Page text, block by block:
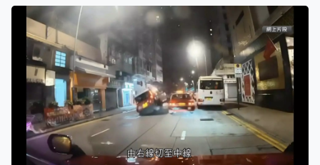
咸補時入球，英格蘭再度拉開，贏6比4，是1966年奪冠之
後的最佳成績。